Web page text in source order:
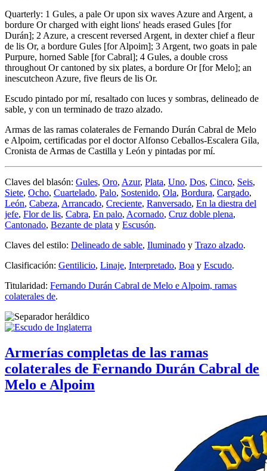
Quarterly: 1 Gules, a pale Or upon six waves Azure and Argent, a
bordure Or charged with eight lions' heads erased Gules [for
Durán]; 2 Azure, a crescent reversed Argent, in dexter chief a fleur
de lis Or, a bordure Gules [for Alpoim]; 3 Argent, two goats in pale
Purpure, horned Sable [for Cabral]; 4 Gules, a double cross
throughout Or cantoned by six plates, a bordure Or [for Melo]; an
inescutcheon Azure, five fleurs de lis Or.
Escudo pintado por mí, resaltado con luces y sombras, delineado de
sable, y con un terminado de trazo alzado.
Armas de las ramas colaterales de Fernando Durán Cabral de Melo
e Alpoim, certificadas por el doctor Alfonso Ceballos-Escalera Gila,
Cronista de Armas de Castilla y León y pintadas por mí.
Claves del blasón: Gules, Oro, Azur, Plata, Uno, Dos, Cinco, Seis,
Siete, Ocho, Cuartelado, Palo, Sostenido, Ola, Bordura, Cargado,
León, Cabeza, Arrancado, Creciente, Ranversado, En la diestra del
jefe, Flor de lis, Cabra, En palo, Acornado, Cruz doble plena,
Cantonado, Bezante de plata y Escusón.
Claves del estilo: Delineado de sable, Iluminado y Trazo alzado.
Clasificación: Gentilicio, Linaje, Interpretado, Boa y Escudo.
Titularidad: Fernando Durán Cabral de Melo e Alpoim, ramas
colaterales de.
Armerías completas de las ramas
colaterales de Fernando Durán Cabral de
Melo e Alpoim